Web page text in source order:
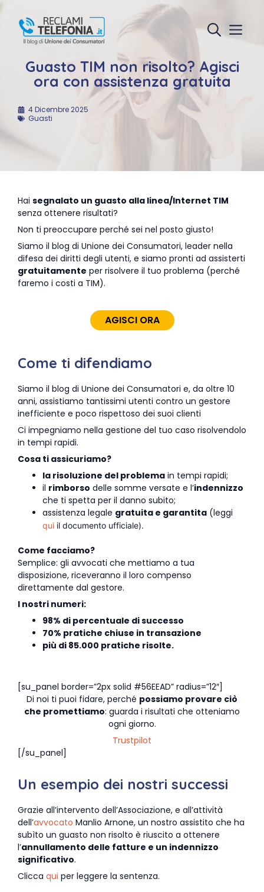
Vai
contenuto
Menu
Guasto TIM non risolto? Agisci
ora con assistenza gratuita
4 Dicembre 2025
Guasti
Hai segnalato un guasto alla linea/Internet TIM
senza ottenere risultati?
Non ti preoccupare perché sei nel posto giusto!
Siamo il blog di Unione dei Consumatori, leader nella
difesa dei diritti degli utenti, e siamo pronti ad assisterti
gratuitamente per risolvere il tuo problema (perché
faremo i costi a TIM).
AGISCI ORA
Come ti difendiamo
Siamo il blog di Unione dei Consumatori e, da oltre 10
anni, assistiamo tantissimi utenti contro un gestore
inefficiente e poco rispettoso dei suoi clienti
Ci impegniamo nella gestione del tuo caso risolvendolo
in tempi rapidi.
Cosa ti assicuriamo?
la risoluzione del problema in tempi rapidi;
il rimborso delle somme versate e l’indennizzo
che ti spetta per il danno subito;
assistenza legale gratuita e garantita (leggi
qui il documento ufficiale).
Come facciamo?
Semplice: gli avvocati che mettiamo a tua
disposizione, riceveranno il loro compenso
direttamente dal gestore.
I nostri numeri:
98% di percentuale di successo
70% pratiche chiuse in transazione
più di 85.000 pratiche risolte.
[su_panel border=”2px solid #56EEAD” radius=”12″]
Di noi ti puoi fidare, perché possiamo provare ciò
che promettiamo: guarda i risultati che otteniamo
ogni giorno.
Trustpilot
[/su_panel]
Un esempio dei nostri successi
Grazie all’intervento dell’Associazione, e all’attività
dell’avvocato Manlio Arnone, un nostro assistito che ha
subìto un guasto non risolto è riuscito a ottenere
l’annullamento delle fatture e un indennizzo
significativo.
Clicca qui per leggere la sentenza.